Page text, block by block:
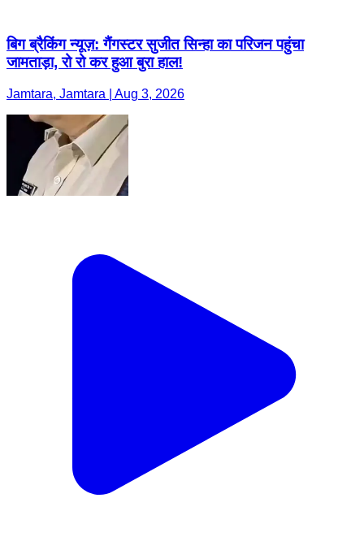
बिग ब्रैकिंग न्यूज़: गैंगस्टर सुजीत सिन्हा का परिजन पहुंचा
जामताड़ा, रो रो कर हुआ बुरा हाल!
Jamtara, Jamtara | Aug 3, 2026